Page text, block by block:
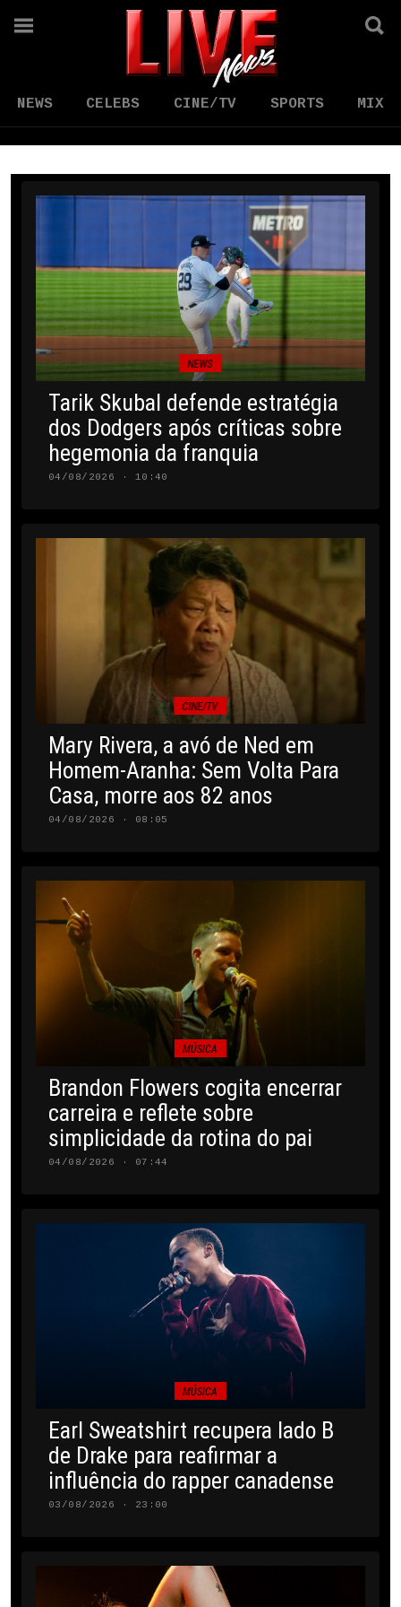
NEWS CELEBS CINE/TV SPORTS MIX
NEWS
Tarik Skubal defende estratégia
dos Dodgers após críticas sobre
hegemonia da franquia
04/08/2026 · 10:40
CINE/TV
Mary Rivera, a avó de Ned em
Homem-Aranha: Sem Volta Para
Casa, morre aos 82 anos
04/08/2026 · 08:05
MÚSICA
Brandon Flowers cogita encerrar
carreira e reflete sobre
simplicidade da rotina do pai
04/08/2026 · 07:44
MÚSICA
Earl Sweatshirt recupera lado B
de Drake para reafirmar a
influência do rapper canadense
03/08/2026 · 23:00